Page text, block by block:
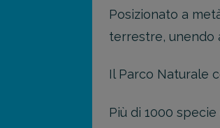
Posizionato a
terrestre, unendo
Il Parco Naturale
Più di 1000